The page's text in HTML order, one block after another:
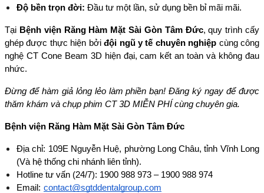
Độ bền trọn đời: Đầu tư một lần, sử dụng bền bỉ mãi mãi.
Tại Bệnh viện Răng Hàm Mặt Sài Gòn Tâm Đức, quy trình cấy
ghép được thực hiện bởi đội ngũ y tế chuyên nghiệp cùng công
nghệ CT Cone Beam 3D hiện đại, cam kết an toàn và không đau
nhức.
Đừng để hàm giả lỏng lẻo làm phiền bạn! Đăng ký ngay để được
thăm khám và chụp phim CT 3D MIỄN PHÍ cùng chuyên gia.
Bệnh viện Răng Hàm Mặt Sài Gòn Tâm Đức
Địa chỉ: 109E Nguyễn Huệ, phường Long Châu, tỉnh Vĩnh Long
(Và hệ thống chi nhánh liên tỉnh).
Hotline tư vấn (24/7): 1900 988 973 – 1900 988 974
Email: contact@sgtddentalgroup.com